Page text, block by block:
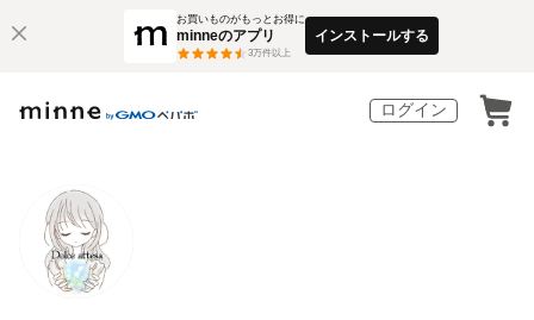
お買いものがもっとお得に
minneのアプリ
3万件以上
インストールする
ログイン